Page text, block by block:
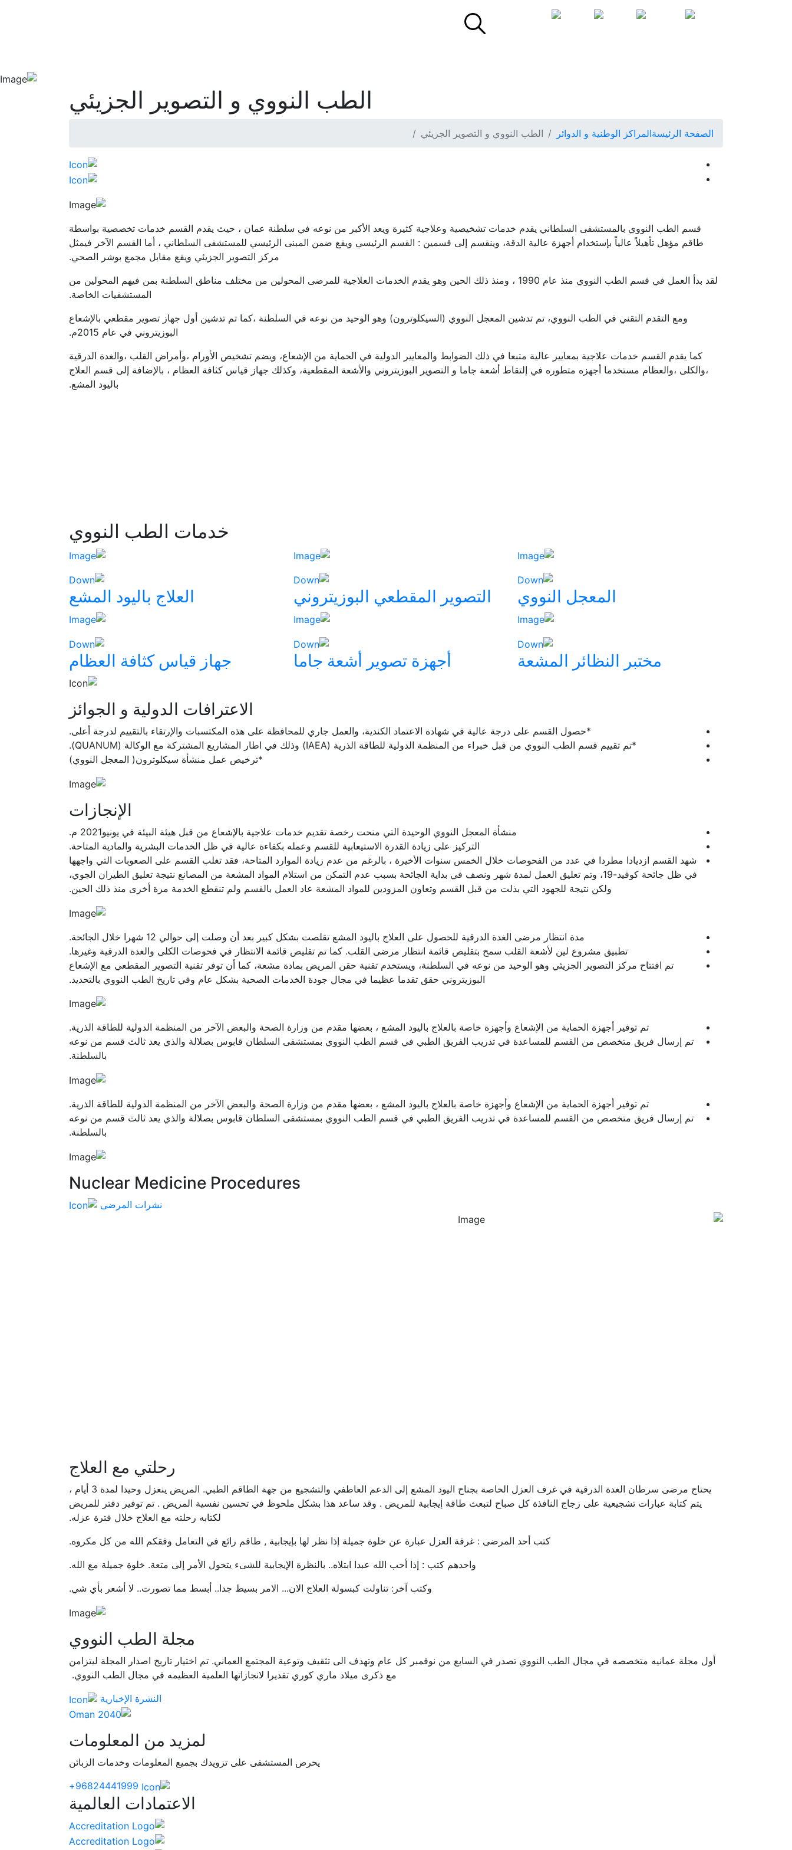
الطب النووي و التصوير الجزيئي
الصفحة الرئيسةالمراكز الوطنية و الدوائر الطب النووي و التصوير الجزيئي
قسم الطب النووي بالمستشفى السلطاني يقدم خدمات تشخيصية وعلاجية كثيرة ويعد الأكبر من نوعه في سلطنة عمان ، حيث يقدم القسم خدمات تخصصية بواسطة
طاقم مؤهل تأهيلاً عالياً بإستخدام أجهزة عالية الدقة، وينقسم إلى قسمين : القسم الرئيسي ويقع ضمن المبنى الرئيسي للمستشفى السلطاني ، أما القسم الآخر فيمثل
مركز التصوير الجزيئي ويقع مقابل مجمع بوشر الصحي.
لقد بدأ العمل في قسم الطب النووي منذ عام 1990 ، ومنذ ذلك الحين وهو يقدم الخدمات العلاجية للمرضى المحولين من مختلف مناطق السلطنة بمن فيهم المحولين من
المستشفيات الخاصة.
ومع التقدم التقني في الطب النووي، تم تدشين المعجل النووي (السيكلوترون) وهو الوحيد من نوعه في السلطنة ،كما تم تدشين أول جهاز تصوير مقطعي بالإشعاع
البوزيتروني في عام 2015م.
كما يقدم القسم خدمات علاجية بمعايير عالية متبعا في ذلك الضوابط والمعايير الدولية في الحماية من الإشعاع، ويضم تشخيص الأورام ،وأمراض القلب ،والغدة الدرقية
،والكلى ،والعظام مستخدما أجهزه متطوره في إلتقاط أشعة جاما و التصوير البوزيتروني والأشعة المقطعية، وكذلك جهاز قياس كثافة العظام ، بالإضافة إلى قسم العلاج
باليود المشع.
خدمات الطب النووي
المعجل النووي التصوير المقطعي البوزيتروني العلاج باليود المشع
مختبر النظائر المشعة أجهزة تصوير أشعة جاما جهاز قياس كثافة العظام
الاعترافات الدولية و الجوائز
*حصول القسم على درجة عالية في شهادة الاعتماد الكندية، والعمل جاري للمحافظة على هذه المكتسبات والإرتقاء بالتقييم لدرجة أعلى.
*تم تقييم قسم الطب النووي من قبل خبراء من المنظمة الدولية للطاقة الذرية (IAEA) وذلك في اطار المشاريع المشتركة مع الوكالة (QUANUM).
*ترخيص عمل منشأة سيكلوترون( المعجل النووي)
الإنجازات
منشأة المعجل النووي الوحيدة التي منحت رخصة تقديم خدمات علاجية بالإشعاع من قبل هيئة البيئة في يونيو2021 م.
التركيز على زيادة القدرة الاستيعابية للقسم وعمله بكفاءة عالية في ظل الخدمات البشرية والمادية المتاحة.
شهد القسم ازديادا مطردا في عدد من الفحوصات خلال الخمس سنوات الأخيرة ، بالرغم من عدم زيادة الموارد المتاحة، فقد تغلب القسم على الصعوبات التي واجهها
في ظل جائحة كوفيد-19، وتم تعليق العمل لمدة شهر ونصف في بداية الجائحة بسبب عدم التمكن من استلام المواد المشعة من المصانع نتيجة تعليق الطيران الجوي،
ولكن نتيجة للجهود التي بذلت من قبل القسم وتعاون المزودين للمواد المشعة عاد العمل بالقسم ولم تنقطع الخدمة مرة أخرى منذ ذلك الحين.
مدة انتظار مرضى الغدة الدرقية للحصول على العلاج باليود المشع تقلصت بشكل كبير بعد أن وصلت إلى حوالي 12 شهرا خلال الجائحة.
تطبيق مشروع لين لأشعة القلب سمح بتقليص قائمة انتظار مرضى القلب. كما تم تقليص قائمة الانتظار في فحوصات الكلى والغدة الدرقية وغيرها.
تم افتتاح مركز التصوير الجزيئي وهو الوحيد من نوعه في السلطنة، ويستخدم تقنية حقن المريض بمادة مشعة، كما أن توفر تقنية التصوير المقطعي مع الإشعاع
البوزيتروني حقق تقدما عظيما في مجال جودة الخدمات الصحية بشكل عام وفي تاريخ الطب النووي بالتحديد.
تم توفير أجهزة الحماية من الإشعاع وأجهزة خاصة بالعلاج باليود المشع ، بعضها مقدم من وزارة الصحة والبعض الآخر من المنظمة الدولية للطاقة الذرية.
تم إرسال فريق متخصص من القسم للمساعدة في تدريب الفريق الطبي في قسم الطب النووي بمستشفى السلطان قابوس بصلالة والذي يعد ثالث قسم من نوعه
بالسلطنة.
تم توفير أجهزة الحماية من الإشعاع وأجهزة خاصة بالعلاج باليود المشع ، بعضها مقدم من وزارة الصحة والبعض الآخر من المنظمة الدولية للطاقة الذرية.
تم إرسال فريق متخصص من القسم للمساعدة في تدريب الفريق الطبي في قسم الطب النووي بمستشفى السلطان قابوس بصلالة والذي يعد ثالث قسم من نوعه
بالسلطنة.
Nuclear Medicine Procedures
نشرات المرضى
رحلتي مع العلاج
يحتاج مرضى سرطان الغدة الدرقية في غرف العزل الخاصة بجناح اليود المشع إلى الدعم العاطفي والتشجيع من جهة الطاقم الطبي. المريض ينعزل وحيدا لمدة 3 أيام ،
يتم كتابة عبارات تشجيعية على زجاج النافذة كل صباح لتبعث طاقة إيجابية للمريض . وقد ساعد هذا بشكل ملحوظ في تحسين نفسية المريض . تم توفير دفتر للمريض
لكتابه رحلته مع العلاج خلال فترة عزله.
كتب أحد المرضى : غرفة العزل عبارة عن خلوة جميلة إذا نظر لها بإيجابية , طاقم رائع في التعامل وفقكم الله من كل مكروه.
واحدهم كتب : إذا أحب الله عبدا ابتلاه.. بالنظرة الإيجابية للشىء يتحول الأمر إلى متعة. خلوة جميلة مع الله.
وكتب آخر: تناولت كبسولة العلاج الان... الامر بسيط جدا.. أبسط مما تصورت.. لا أشعر بأي شي.
مجلة الطب النووي
أول مجلة عمانيه متخصصه في مجال الطب النووي تصدر في السابع من نوفمبر كل عام وتهدف الى تثقيف وتوعية المجتمع العماني. تم اختيار تاريخ اصدار المجلة ليتزامن
مع ذكرى ميلاد ماري كوري تقديرا لانجازاتها العلمية العظيمه في مجال الطب النووي.
النشرة الإخبارية
لمزيد من المعلومات
يحرص المستشفى على تزويدك بجميع المعلومات وخدمات الزبائن
96824441999+
الاعتمادات العالمية